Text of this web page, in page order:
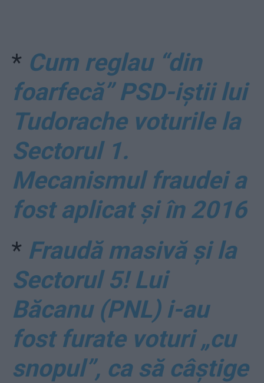
* Cum reglau “din
foarfecă” PSD-iștii lui
Tudorache voturile la
Sectorul 1.
Mecanismul fraudei a
fost aplicat și în 2016
* Fraudă masivă și la
Sectorul 5! Lui
Băcanu (PNL) i-au
fost furate voturi „cu
snopul”, ca să câștige